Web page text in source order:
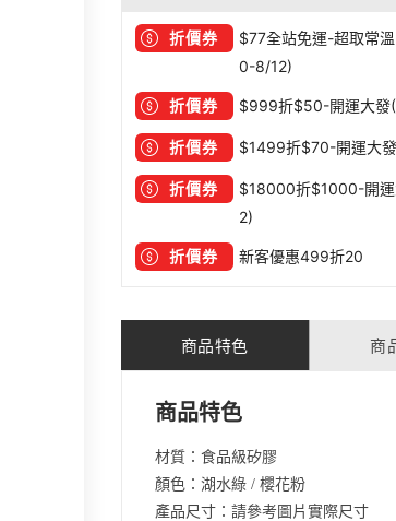
折價券
$77全站免運-超取常
0-8/12)
折價券 $999折$50-開運大
折價券 $1499折$70-開運大
折價券
$18000折$1000-開
2)
折價券 新客優惠499折20
商品特色 商
商品特色
材質：食品級矽膠
顏色：湖水綠 / 櫻花粉
產品尺寸：請參考圖片實際尺寸